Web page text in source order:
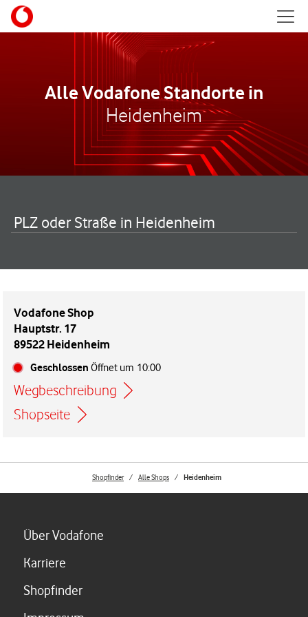
Skip to content
Alle Vodafone Standorte in
Heidenheim
PLZ oder Straße in Heidenheim
Vodafone Shop
Hauptstr. 17
89522 Heidenheim
Geschlossen Öffnet um 10:00
Wegbeschreibung
Link öffnet in einem neuen Tab
Shopseite
Shopfinder Alle Shops Heidenheim
Über Vodafone
Karriere
ShopfinderLink öffnet in einem neuen Tab